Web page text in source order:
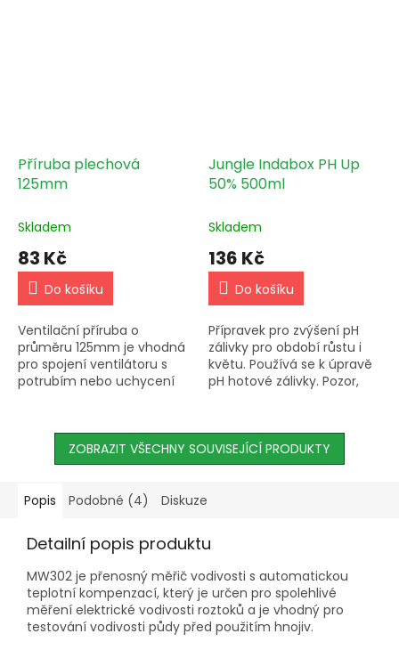
Příruba plechová
125mm
Skladem
83 Kč
Do košíku
Ventilační příruba o
průměru 125mm je vhodná
pro spojení ventilátoru s
potrubím nebo uchycení
pozinkované oceli, snese
teplotu až 100°C.
Jungle Indabox PH Up
50% 500ml
Skladem
136 Kč
Do košíku
Přípravek pro zvýšení pH
zálivky pro období růstu i
květu. Používá se k úpravě
pH hotové zálivky. Pozor,
ZOBRAZIT VŠECHNY SOUVISEJÍCÍ PRODUKTY
Popis Podobné (4) Diskuze
Detailní popis produktu
MW302 je přenosný měřič vodivosti s automatickou
teplotní kompenzací, který je určen pro spolehlivé
měření elektrické vodivosti roztoků a je vhodný pro
testování vodivosti půdy před použitím hnojiv.